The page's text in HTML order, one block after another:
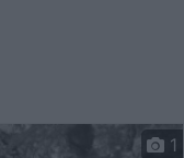
1